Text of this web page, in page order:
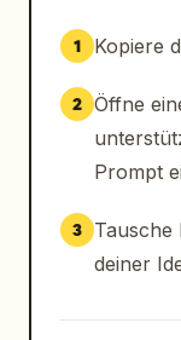
1 Kopiere
2 Öffne
Prompt
3
Tausche
deiner